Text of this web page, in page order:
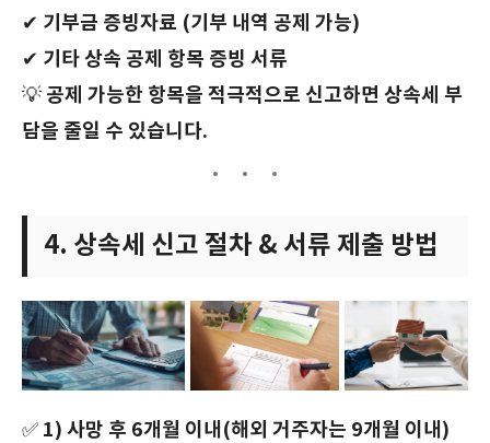
✔ 기부금 증빙자료 (기부 내역 공제 가능)
✔ 기타 상속 공제 항목 증빙 서류
💡 공제 가능한 항목을 적극적으로 신고하면 상속세 부
담을 줄일 수 있습니다.
4. 상속세 신고 절차 & 서류 제출 방법
✅ 1) 사망 후 6개월 이내(해외 거주자는 9개월 이내)